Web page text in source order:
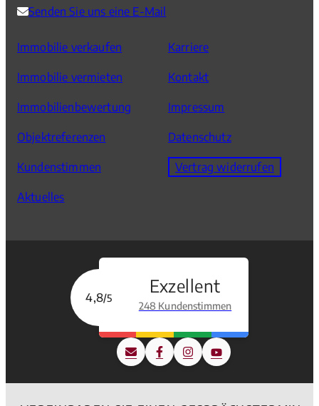
Senden Sie uns eine E-Mail
Immobilie verkaufen
Immobilie vermieten
Immobilienbewertung
Objektreferenzen
Kundenstimmen
Aktuelles
Karriere
Kontakt
Impressum
Datenschutz
Vertrag widerrufen
4,8/5
Exzellent
248 Kundenstimmen